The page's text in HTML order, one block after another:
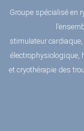
Groupe spécialisé en
stimulateur
électrophysiologique,
et cryothérapie des